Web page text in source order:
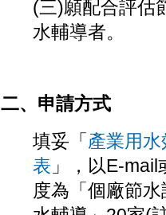
(三)願配合評估
水輔導者。
二、申請方式
填妥「產業用
表 」，以E-
度為「個廠節